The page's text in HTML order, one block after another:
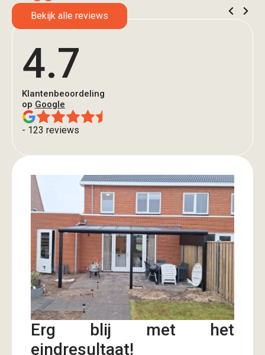
Bekijk alle reviews
4.7
Klantenbeoordeling
op Google
- 123 reviews
Erg blij met het
eindresultaat!